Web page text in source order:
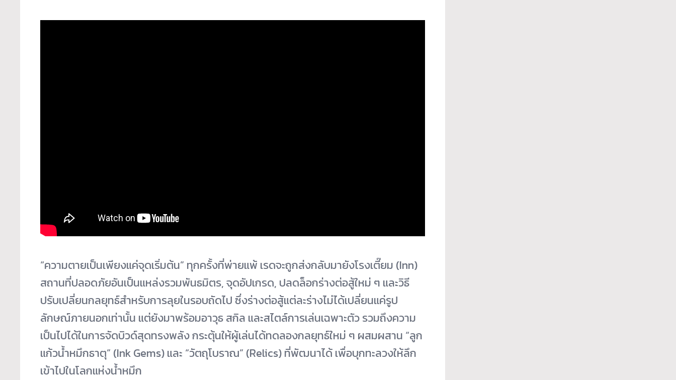
“ความตายเป็นเพียงแค่จุดเริ่มต้น” ทุกครั้งที่พ่ายแพ้ เรดจะถูกส่งกลับมายังโรงเตี๊ยม (Inn)
สถานที่ปลอดภัยอันเป็นแหล่งรวมพันธมิตร, จุดอัปเกรด, ปลดล็อกร่างต่อสู้ใหม่ ๆ และวิธี
ปรับเปลี่ยนกลยุทธ์สำหรับการลุยในรอบถัดไป ซึ่งร่างต่อสู้แต่ละร่างไม่ได้เปลี่ยนแค่รูป
ลักษณ์ภายนอกเท่านั้น แต่ยังมาพร้อมอาวุธ สกิล และสไตล์การเล่นเฉพาะตัว รวมถึงความ
เป็นไปได้ในการจัดบิวด์สุดทรงพลัง กระตุ้นให้ผู้เล่นได้ทดลองกลยุทธ์ใหม่ ๆ ผสมผสาน “ลูก
แก้วน้ำหมึกธาตุ” (Ink Gems) และ “วัตถุโบราณ” (Relics) ที่พัฒนาได้ เพื่อบุกทะลวงให้ลึก
เข้าไปในโลกแห่งน้ำหมึก